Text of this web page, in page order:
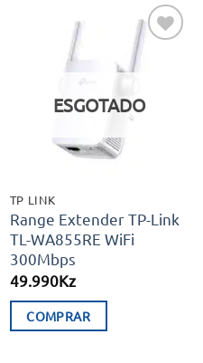
Adicionar
aos meus
ESGOTADO
TP LINK
Range Extender TP-Link
TL-WA855RE WiFi
300Mbps
49.990Kz
COMPRAR